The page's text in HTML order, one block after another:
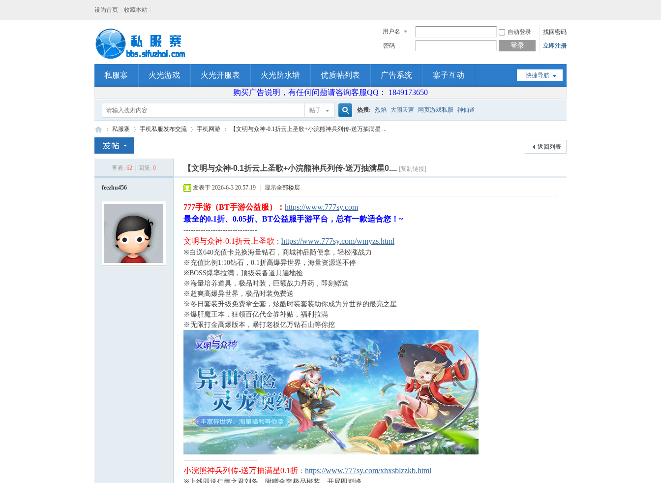
设为首页 收藏本站
用户名 自动登录
找回密码
密码
登录 立即注册
快捷导航
私服寨 火光游戏 火光开服表 火光防水墙 优质帖列表 广告系统 寨子互动
购买广告说明，有任何问题请咨询客服QQ： 1849173650
帖子
搜
索
热搜: 烈焰 大闹天宫 网页游戏私服 神仙道
私服寨
›
手机私服发布交流
›
手机网游
›
【文明与众神-0.1折云上圣歌+小浣熊神兵列传-送万抽满星 ...
返回列表
查看: 62 回复: 0 【文明与众神-0.1折云上圣歌+小浣熊神兵列传-送万抽满星0.... [复制链接]
feezhu456 发表于 2026-6-3 20:57:19 显示全部楼层
777手游（BT手游公益服）： https://www.777sy.com
最全的0.1折、0.05折、BT公益服手游平台，总有一款适合您！~
------------------------------
文明与众神-0.1折云上圣歌 ： https://www.777sy.com/wmyzs.html
※白送640充值卡兑换海量钻石，商城神品随便拿，轻松涨战力
※充值比例1:10钻石，0.1折高爆异世界，海量资源送不停
※BOSS爆率拉满，顶级装备道具遍地捡
※海量培养道具，极品时装，巨额战力丹药，即刻赠送
※超爽高爆异世界，极品时装免费送
※冬日套装升级免费拿全套，炫酷时装套装助你成为异世界的最亮之星
※爆肝魔王本，狂领百亿代金券补贴，福利拉满
※无限打金高爆版本，暴打老板亿万钻石山等你挖
------------------------------
小浣熊神兵列传-送万抽满星0.1折 ： https://www.777sy.com/xhxsblzzkb.html